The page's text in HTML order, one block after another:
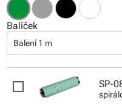
Balíček
Balení 1 m
SP-